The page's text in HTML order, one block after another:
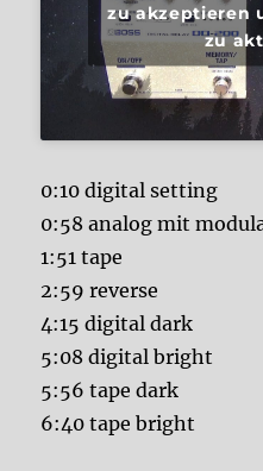
zu akzeptieren
zu
0:10 digital setting
0:58 analog mit
1:51 tape
2:59 reverse
4:15 digital dark
5:08 digital bright
5:56 tape dark
6:40 tape bright